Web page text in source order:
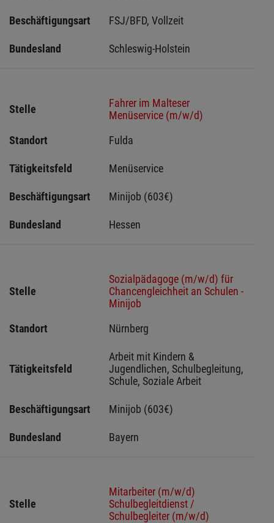
Beschäftigungsart FSJ/BFD, Vollzeit
Bundesland Schleswig-Holstein
Stelle
Fahrer im Malteser
Menüservice (m/w/d)
Standort
Fulda
Tätigkeitsfeld Menüservice
Beschäftigungsart Minijob (603€)
Bundesland Hessen
Stelle
Sozialpädagoge (m/w/d) für
Chancengleichheit an Schulen -
Minijob
Standort
Nürnberg
Tätigkeitsfeld
Arbeit mit Kindern &
Jugendlichen, Schulbegleitung,
Schule, Soziale Arbeit
Beschäftigungsart Minijob (603€)
Bundesland Bayern
Stelle
Mitarbeiter (m/w/d)
Schulbegleitdienst /
Schulbegleiter (m/w/d)